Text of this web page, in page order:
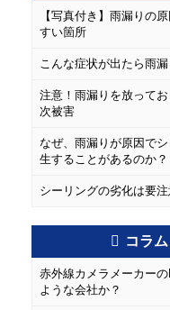
【写真付き】雨漏りの
すい箇所
こんな症状が出たら雨漏
注意！雨漏りを放って
次被害
なぜ、雨漏りが原因で
生することがあるのか？
シーリングの劣化は要注
コラム
赤外線カメラメーカー
ような会社か？